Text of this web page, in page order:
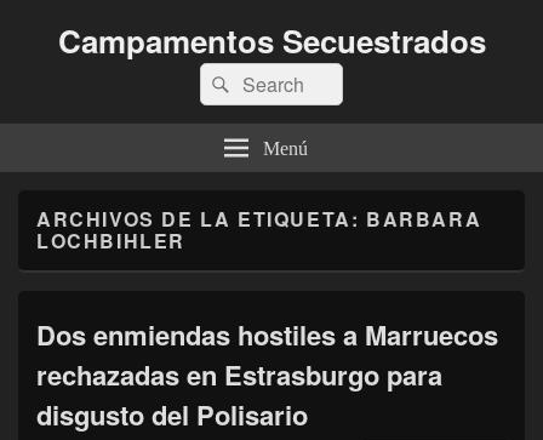
Campamentos Secuestrados
Buscar
por:
Buscar
Menú
ARCHIVOS DE LA ETIQUETA: BARBARA
LOCHBIHLER
Dos enmiendas hostiles a Marruecos
rechazadas en Estrasburgo para
disgusto del Polisario